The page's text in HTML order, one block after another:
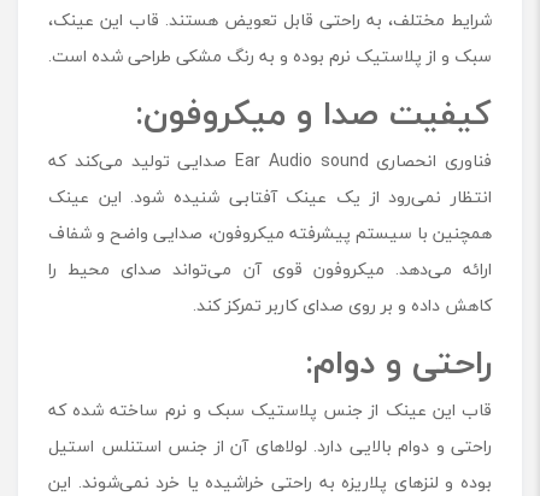
شرایط مختلف، به راحتی قابل تعویض هستند. قاب این عینک،
سبک و از پلاستیک نرم بوده و به رنگ مشکی طراحی شده است.
کیفیت صدا و میکروفون:
فناوری انحصاری Ear Audio sound صدایی تولید می‌کند که
انتظار نمی‌رود از یک عینک آفتابی شنیده شود. این عینک
همچنین با سیستم پیشرفته میکروفون، صدایی واضح و شفاف
ارائه می‌دهد. میکروفون قوی آن می‌تواند صدای محیط را
کاهش داده و بر روی صدای کاربر تمرکز کند.
راحتی و دوام:
قاب این عینک از جنس پلاستیک سبک و نرم ساخته شده که
راحتی و دوام بالایی دارد. لولاهای آن از جنس استنلس استیل
بوده و لنزهای پلاریزه به راحتی خراشیده یا خرد نمی‌شوند. این